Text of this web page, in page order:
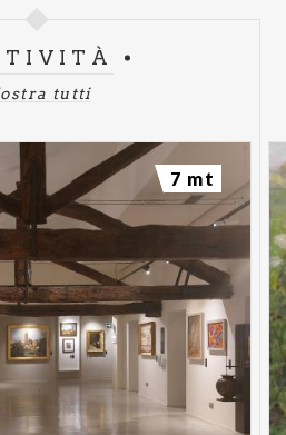
tutti
7 mt